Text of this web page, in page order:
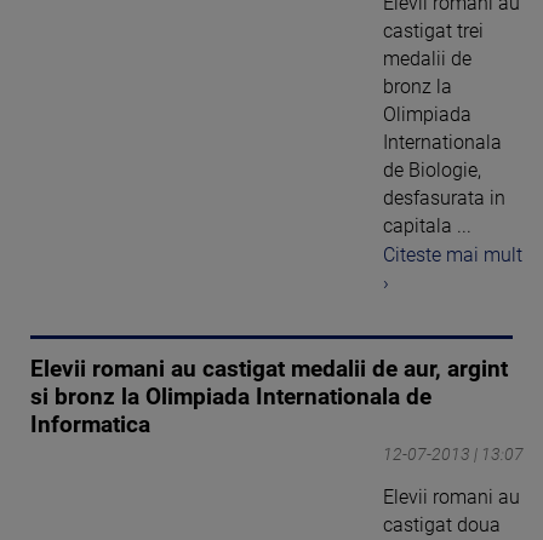
castigat trei
medalii de
bronz la
Olimpiada
Internationala
de Biologie,
desfasurata in
capitala ...
Citeste mai mult
›
Elevii romani au castigat medalii de aur, argint
si bronz la Olimpiada Internationala de
Informatica
12-07-2013 | 13:07
Elevii romani au
castigat doua